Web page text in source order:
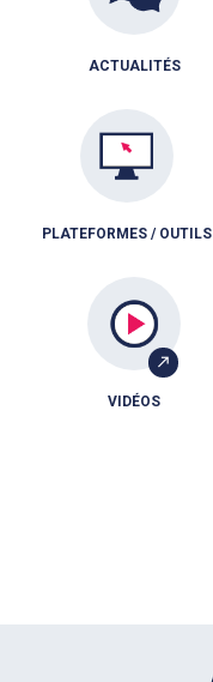
ACTUALITÉS
PLATEFORMES / OUTILS
VIDÉOS